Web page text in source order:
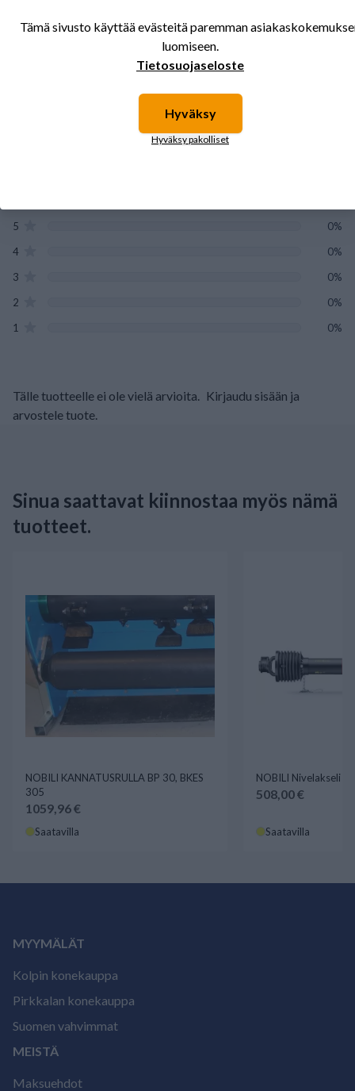
kpl
LISÄÄ OSTOSKORIIN
5
0%
4
0%
3
0%
2
0%
1
0%
Tälle tuotteelle ei ole vielä arvioita. Kirjaudu sisään ja
arvostele tuote.
Sinua saattavat kiinnostaa myös nämä
tuotteet.
NOBILI KANNATUSRULLA BP 30, BKES
305
1059,96 €
Saatavilla
NOBILI Nivelakseli
508,00 €
Saatavilla
MYYMÄLÄT
Kolpin konekauppa
Pirkkalan konekauppa
Suomen vahvimmat
MEISTÄ
Maksuehdot
Tämä sivusto käyttää evästeitä paremman
luomiseen.
Tietosuojaseloste
Hyväksy
Hyväksy pakolliset